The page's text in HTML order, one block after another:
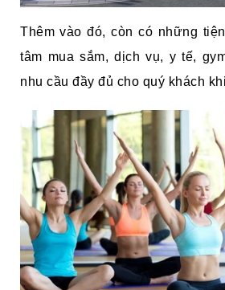
Thêm vào đó, còn có những
tâm mua sắm, dịch vụ, y tế,
nhu cầu đầy đủ cho quý khách